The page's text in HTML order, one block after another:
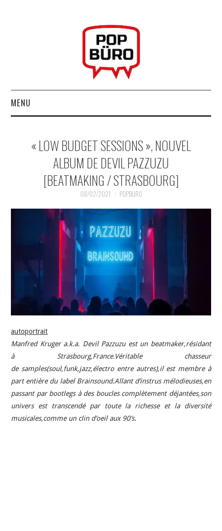
MENU
MUSIQUESACTUELLES.NET
GABBA GABBA HEY !
INDÉPENDANTS
« LOW BUDGET SESSIONS », NOUVEL
ALBUM DE DEVIL PAZZUZU
[BEATMAKING / STRASBOURG]
08/02/2021 POPBURO
autoportrait
Manfred Kruger a.k.a. Devil Pazzuzu est un beatmaker,résidant
à Strasbourg,France.Véritable chasseur
de samples(soul,funk,jazz,électro entre autres),il est membre à
part entière du label Brainsound.Allant d’instrus mélodieuses,en
passant par bootlegs à des boucles complètement déjantées,son
univers est transcendé par toute la richesse et la diversité
musicales,comme un clin d’oeil aux 90’s.